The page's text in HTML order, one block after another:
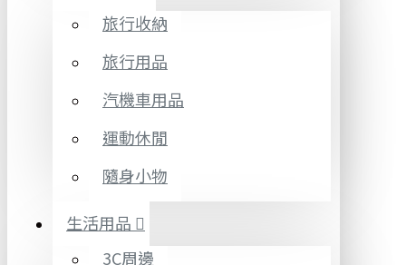
旅行收納
旅行用品
汽機車用品
運動休閒
隨身小物
生活用品
3C周邊